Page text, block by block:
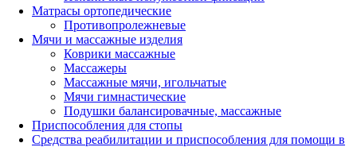
Матрасы ортопедические
Противопролежневые
Мячи и массажные изделия
Коврики массажные
Массажеры
Массажные мячи, игольчатые
Мячи гимнастические
Подушки балансировачные, массажные
Приспособления для стопы
Средства реабилитации и приспособления для помощи в